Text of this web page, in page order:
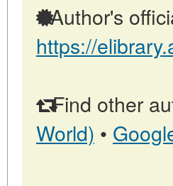
Author's
https://
Find other
World) •